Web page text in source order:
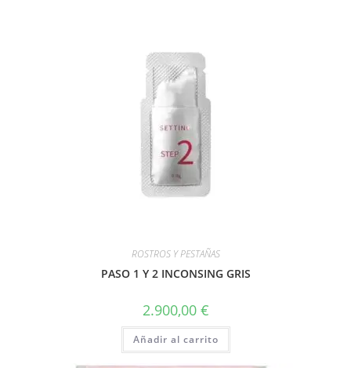
ROSTROS Y PESTAÑAS
PASO 1 Y 2 INCONSING GRIS
2.900,00 €
Añadir al carrito